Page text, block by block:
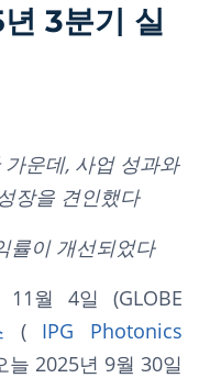
3분기 실
운데, 사업 성과와
장을 견인했다
률이 개선되었다
11월 4일 (GLOBE
( IPG Photonics
늘 2025년 9월 30일